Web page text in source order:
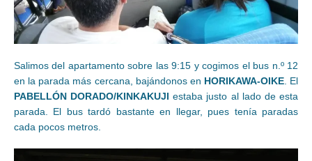
Salimos del apartamento sobre las 9:15 y cogimos el bus n.º 12
en la parada más cercana, bajándonos en HORIKAWA-OIKE. El
PABELLÓN DORADO/KINKAKUJI estaba justo al lado de esta
parada. El bus tardó bastante en llegar, pues tenía paradas
cada pocos metros.